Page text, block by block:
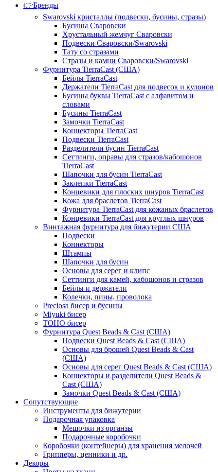
👉Бренды
Swarovski кристаллы (подвески, бусины, стразы)
Бусины Сваровски
Хрустальный жемчуг Сваровски
Подвески Сваровски/Swarovski
Тату со стразами
Стразы и камни Сваровски/Swarovski
Фурнитура TierraCast (США)
Бейлы TierraCast
Держатели TierraCast для подвесок и кулонов
Бусины буквы TierraCast с алфавитом и
словами
Бусины TierraCast
Замочки TierraCast
Коннекторы TierraCast
Подвески TierraCast
Разделители бусин TierraCast
Сеттинги, оправы для стразов/кабошонов
TierraCast
Шапочки для бусин TierraCast
Заклепки TierraCast
Концевики для плоских шнуров TierraCast
Кожа для браслетов TierraCast
Фурнитура TierraCast для кожаных браслетов
Концевики TierraCast для круглых шнуров
Винтажная фурнитура для бижутерии США
Подвески
Коннекторы
Штампы
Шапочки для бусин
Основы для серег и клипс
Сеттинги для камей, кабошонов и стразов
Бейлы и держатели
Колечки, пины, проволока
Preciosa бисер и бусины
Miyuki бисер
TOHO бисер
Фурнитура Quest Beads & Cast (США)
Подвески Quest Beads & Cast (США)
Основы для брошей Quest Beads & Cast
(США)
Основы для серег Quest Beads & Cast (США)
Коннекторы и разделители Quest Beads &
Cast (США)
Замочки Quest Beads & Cast (США)
Сопутствующие
Инструменты для бижутерии
Подарочная упаковка
Мешочки из органзы
Подарочные коробочки
Коробочки (контейнеры) для хранения мелочей
Грипперы, ценники и др.
Декоры